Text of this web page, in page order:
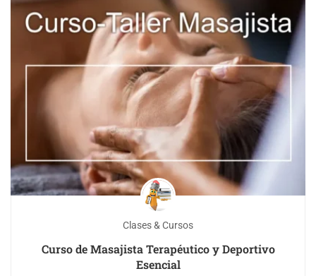
Clases & Cursos
Curso de Masajista Terapéutico y Deportivo
Esencial